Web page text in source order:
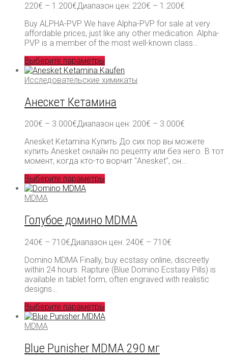
220€ – 1.200€Диапазон цен: 220€ – 1.200€
Buy ALPHA-PVP We have Alpha-PVP for sale at very
affordable prices, just like any other medication. Alpha-
PVP is a member of the most well-known class…
Выберите параметры
Исследовательские химикаты
Анескет Кетамина
200€ – 3.000€Диапазон цен: 200€ – 3.000€
Anesket Ketamina Купить До сих пор вы можете
купить Anesket онлайн по рецепту или без него. В тот
момент, когда кто-то ворчит "Anesket", он...
Выберите параметры
MDMA
Голубое домино MDMA
240€ – 710€Диапазон цен: 240€ – 710€
Domino MDMA Finally, buy ecstasy online, discreetly
within 24 hours. Rapture (Blue Domino Ecstasy Pills) is
available in tablet form, often engraved with realistic
designs…
Выберите параметры
MDMA
Blue Punisher MDMA 290 мг